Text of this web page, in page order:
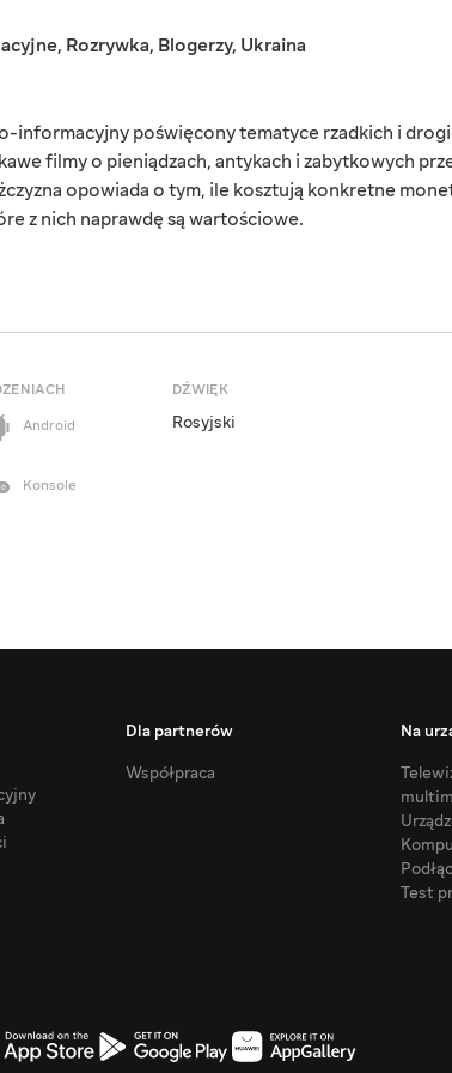
, Rozrywka, Blogerzy, Ukraina
informacyjny poświęcony tematyce rzadkich i
filmy o pieniądzach, antykach i zabytkowych
opowiada o tym, ile kosztują konkretne
z nich naprawdę są wartościowe.
Android
Konsole
DŹWIĘK
Rosyjski
Dla partnerów
Współpraca
Na
Test